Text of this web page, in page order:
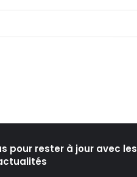
pour rester à jour avec les